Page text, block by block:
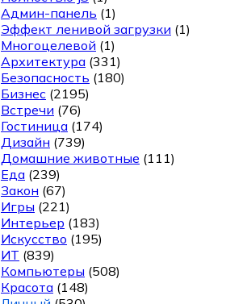
Админ-панель (1)
Эффект ленивой загрузки (1)
Многоцелевой (1)
Архитектура (331)
Безопасность (180)
Бизнес (2195)
Встречи (76)
Гостиница (174)
Дизайн (739)
Домашние животные (111)
Еда (239)
Закон (67)
Игры (221)
Интерьер (183)
Искусство (195)
ИТ (839)
Компьютеры (508)
Красота (148)